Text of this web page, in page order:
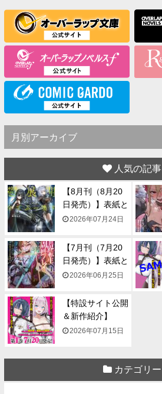
人気の記事
【8月刊（8月20
日発売）】表紙と
一...2026年07月24日
【7月刊（7月20
日発売）】表紙と
一...2026年06月25日
【特設サイト公開
＆新作紹介】
『NTR...
2026年07月15日
カテゴリー